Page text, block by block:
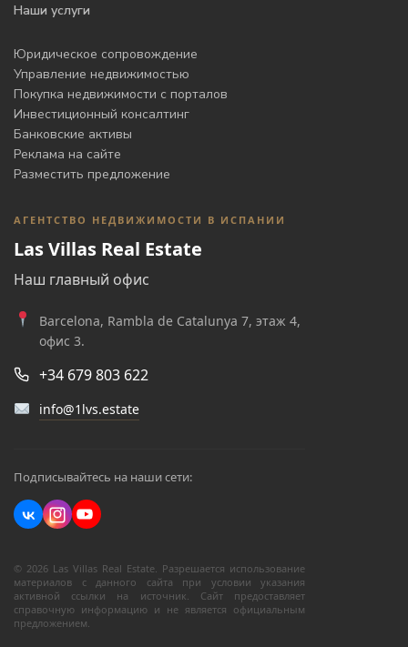
Наши услуги
Юридическое сопровождение
Управление недвижимостью
Покупка недвижимости с порталов
Инвестиционный консалтинг
Банковские активы
Реклама на сайте
Разместить предложение
АГЕНТСТВО НЕДВИЖИМОСТИ В ИСПАНИИ
Las Villas Real Estate
Наш главный офис
Barcelona, Rambla de Catalunya 7, этаж 4,
офис 3.
+34 679 803 622
info@1lvs.estate
Подписывайтесь на наши сети:
© 2026 Las Villas Real Estate. Разрешается использование
материалов с данного сайта при условии указания
активной ссылки на источник. Сайт предоставляет
справочную информацию и не является официальным
предложением.